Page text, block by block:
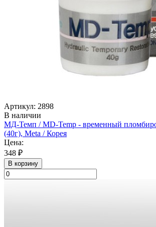
Артикул: 2898
В наличии
МД-Темп / MD-Temp - временный
(40г), Meta / Корея
Цена:
348 ₽
В корзину